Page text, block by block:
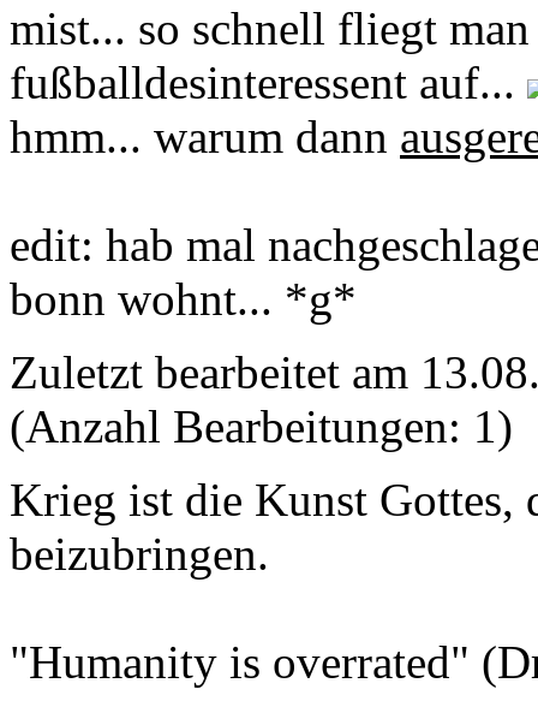
mist... so schnell fliegt
fußballdesinteressent auf...
hmm... warum dann
edit: hab mal
bonn wohnt... *g*
Zuletzt bearbeitet am
(Anzahl Bearbeitungen: 1)
Krieg ist die Kunst Gottes,
beizubringen.
"Humanity is overrated"